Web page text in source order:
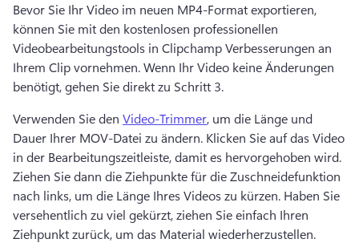
Bevor Sie Ihr Video im neuen MP4-Format exportieren,
können Sie mit den kostenlosen professionellen
Videobearbeitungstools in Clipchamp Verbesserungen an
Ihrem Clip vornehmen. Wenn Ihr Video keine Änderungen
benötigt, gehen Sie direkt zu Schritt 3.
Verwenden Sie den Video-Trimmer, um die Länge und
Dauer Ihrer MOV-Datei zu ändern. Klicken Sie auf das Video
in der Bearbeitungszeitleiste, damit es hervorgehoben wird.
Ziehen Sie dann die Ziehpunkte für die Zuschneidefunktion
nach links, um die Länge Ihres Videos zu kürzen. Haben Sie
versehentlich zu viel gekürzt, ziehen Sie einfach Ihren
Ziehpunkt zurück, um das Material wiederherzustellen.